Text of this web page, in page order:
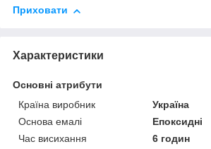
Приховати
Характеристики
Основні атрибути
Країна виробник
Україна
Основа емалі
Епоксидні
Час висихання
6 годин